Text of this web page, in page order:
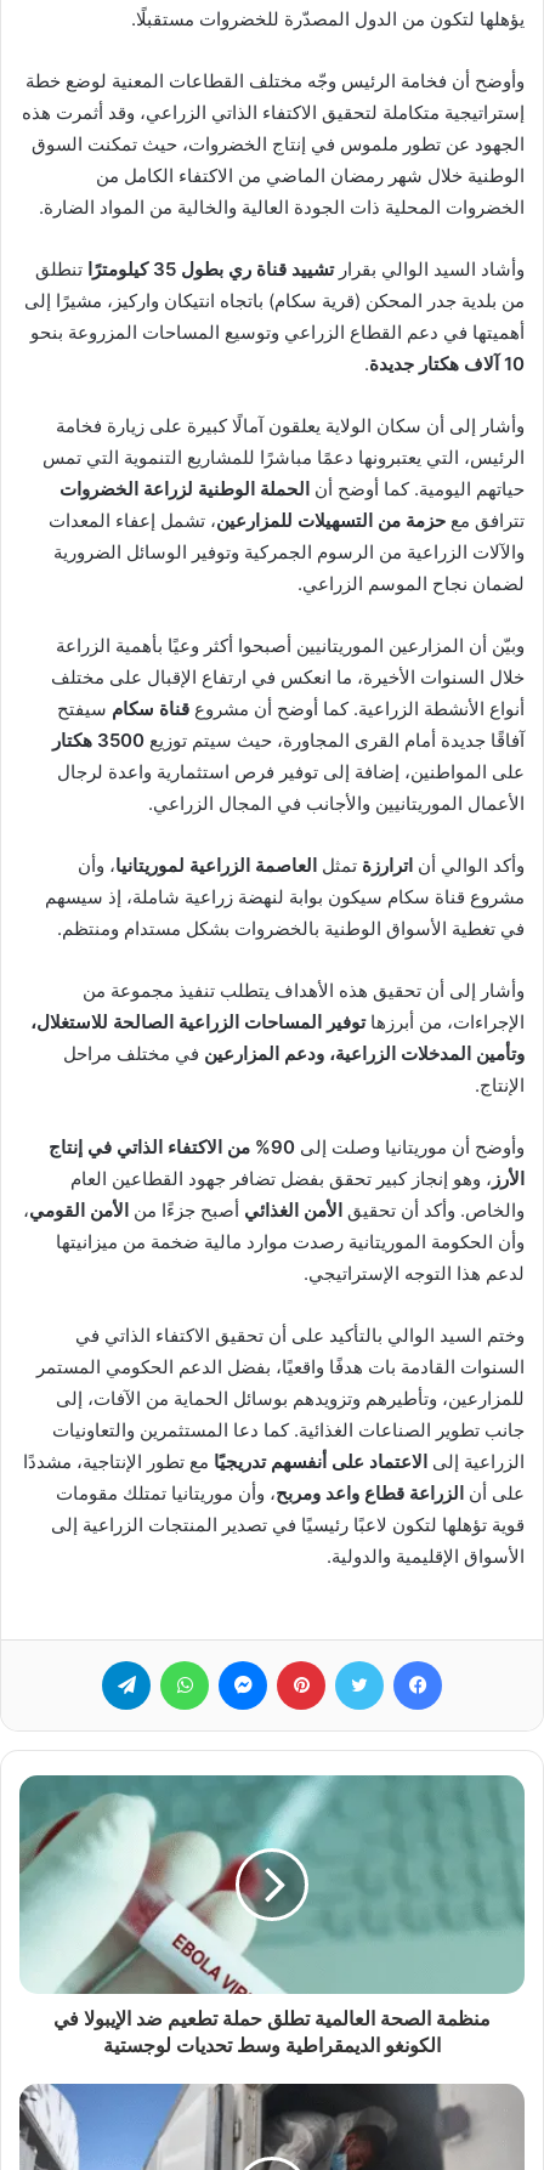
يؤهلها لتكون من الدول المصدّرة للخضروات مستقبلًا.
وأوضح أن فخامة الرئيس وجّه مختلف القطاعات المعنية لوضع خطة
إستراتيجية متكاملة لتحقيق الاكتفاء الذاتي الزراعي، وقد أثمرت هذه
الجهود عن تطور ملموس في إنتاج الخضروات، حيث تمكنت السوق
الوطنية خلال شهر رمضان الماضي من الاكتفاء الكامل من
الخضروات المحلية ذات الجودة العالية والخالية من المواد الضارة.
وأشاد السيد الوالي بقرارتشييد قناة ري بطول 35 كيلومترًا
تنطلق
من بلدية جدر المحكن (قرية سكام) باتجاه انتيكان واركيز، مشيرًا إلى
أهميتها في دعم القطاع الزراعي وتوسيع المساحات المزروعة بنحو
10 آلاف هكتار جديدة
.
وأشار إلى أن سكان الولاية يعلقون آمالًا كبيرة على زيارة فخامة
الرئيس، التي يعتبرونها دعمًا مباشرًا للمشاريع التنموية التي تمس
حياتهم اليومية. كما أوضح أن الحملة الوطنية لزراعة الخضروات
تترافق مع حزمة من التسهيلات للمزارعين، تشمل إعفاء المعدات
والآلات الزراعية من الرسوم الجمركية وتوفير الوسائل الضرورية
لضمان نجاح الموسم الزراعي.
وبيّن أن المزارعين الموريتانيين أصبحوا أكثر وعيًا بأهمية الزراعة
خلال السنوات الأخيرة، ما انعكس في ارتفاع الإقبال على مختلف
أنواع الأنشطة الزراعية. كما أوضح أن مشروع قناة سكام سيفتح
آفاقًا جديدة أمام القرى المجاورة، حيث سيتم توزيع 3500 هكتار
على المواطنين، إضافة إلى توفير فرص استثمارية واعدة لرجال
الأعمال الموريتانيين والأجانب في المجال الزراعي.
وأكد الوالي أن اترارزة تمثل العاصمة الزراعية لموريتانيا، وأن
مشروع قناة سكام سيكون بوابة لنهضة زراعية شاملة، إذ سيسهم
في تغطية الأسواق الوطنية بالخضروات بشكل مستدام ومنتظم.
وأشار إلى أن تحقيق هذه الأهداف يتطلب تنفيذ مجموعة من
الإجراءات، من أبرزهاتوفير المساحات الزراعية الصالحة للاستغلال،
وتأمين المدخلات الزراعية، ودعم المزارعين في مختلف مراحل
الإنتاج.
وأوضح أن موريتانيا وصلت إلى
90% من الاكتفاء الذاتي في إنتاج
الأرز ، وهو إنجاز كبير تحقق بفضل تضافر جهود القطاعين العام
والخاص. وأكد أن تحقيق الأمن الغذائي أصبح جزءًا من الأمن القومي،
وأن الحكومة الموريتانية رصدت موارد مالية ضخمة من ميزانيتها
لدعم هذا التوجه الإستراتيجي.
وختم السيد الوالي بالتأكيد على أن تحقيق الاكتفاء الذاتي في
السنوات القادمة بات هدفًا واقعيًا، بفضل الدعم الحكومي المستمر
للمزارعين، وتأطيرهم وتزويدهم بوسائل الحماية من الآفات، إلى
جانب تطوير الصناعات الغذائية. كما دعا المستثمرين والتعاونيات
الزراعية إلى الاعتماد على أنفسهم تدريجيًا مع تطور الإنتاجية، مشددًا
على أن الزراعة قطاع واعد ومربح، وأن موريتانيا تمتلك مقومات
قوية تؤهلها لتكون لاعبًا رئيسيًا في تصدير المنتجات الزراعية إلى
الأسواق الإقليمية والدولية.
فيسبوك تويتر بينتيريست ماسنجر واتساب
منظمة الصحة العالمية تطلق حملة تطعيم ضد الإيبولا في
الكونغو الديمقراطية وسط تحديات لوجستية